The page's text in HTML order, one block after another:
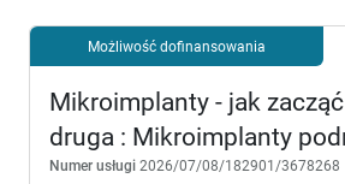
Możliwość dofinansowania
Mikroimplanty - jak
druga : Mikroimplanty
Numer usługi 2026/07/08/182901/3678268